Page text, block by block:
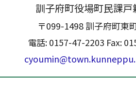
訓子府町役場町民課
〒099-1498 訓子府町東
電話:0157-47-2203 Fax: